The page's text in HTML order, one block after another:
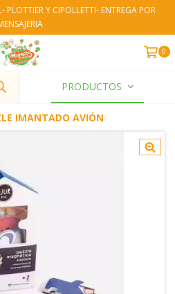
PLOTTIER Y CIPOLLETTI- ENTREGA POR
0
PRODUCTOS
IMANTADO AVIÓN